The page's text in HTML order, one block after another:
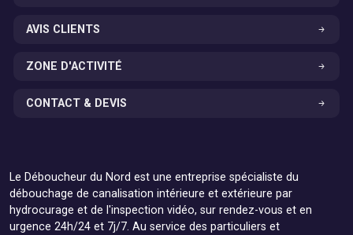
AVIS CLIENTS
ZONE D'ACTIVITÉ
CONTACT & DEVIS
Le Déboucheur du Nord est une entreprise spécialiste du
débouchage de canalisation intérieure et extérieure par
hydrocurage et de l'inspection vidéo, sur rendez-vous et en
urgence 24h/24 et 7j/7. Au service des particuliers et